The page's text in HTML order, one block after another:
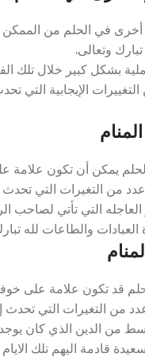
في الحلم من الممكن
وتعالى.
بشكل كبير خلال تلك
الإيجابية التي
يمكن أن تكون علامة
من التغيرات التي تحدث
التي تأتي لصاحب
والطاعات لله
تكون علامة على خوفه
من التغيرات التي تحدث
من الدين الذي كان يوجد
قادمة اليهم تلك الايام